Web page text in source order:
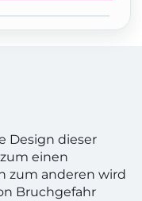
Design dieser
einen
zum anderen wird
Bruchgefahr